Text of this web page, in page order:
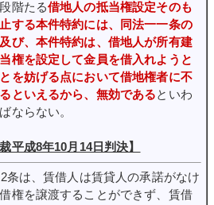
階たる借地人の抵当権設定そのも
する本件特約には、同法一一条の
び、本件特約は、借地人が所有建
権を設定して金員を借入れようと
を妨げる点において借地権者に不
といえるから、無効であるといわ
ならない。
裁平成8年10月14日判決】
条は、賃借人は賃貸人の承諾がなけ
権を譲渡することができず、賃借